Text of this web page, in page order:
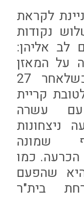
לקראת
נקודות
לב אליהן:
על המאזן
בין שתי הקבוצות כשלאחר 27
קריית
עם עשרה
ניצחונות
שמונה
כמו
שהפעם
בית"ר